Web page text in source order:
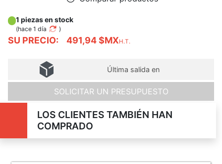
SU PRECIO: 491,94 $MXH.T.
1 piezas en stock
(hace 1 día )
Última salida en
SOLICITAR UN PRESUPUESTO
LOS CLIENTES TAMBIÉN HAN
COMPRADO